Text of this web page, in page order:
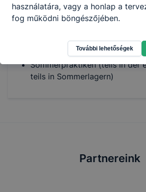
gute Ergebnisse in Sport
Ausflüge (Klassenfahrten, bzw.
hochqualifizierte Lehrer, die
weiterbilden
Sommerpraktiken (teils in der
teils in Sommerlagern)
Partnereink
használatára, vagy a honlap a
fog működni böngészőjében.
További lehetőségek